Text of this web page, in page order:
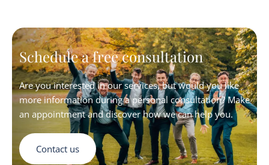
Schedule a free consultation
Are you interested in our services, but would you like
more information during a personal consultation? Make
an appointment and discover how we can help you.
Contact us